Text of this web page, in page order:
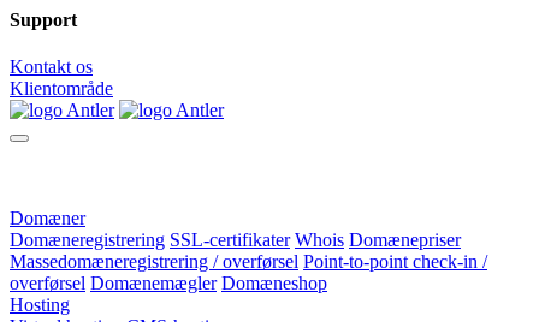
Support
Kontakt os
Klientområde
Domæner
Domæneregistrering SSL-certifikater Whois Domænepriser
Massedomæneregistrering / overførsel Point-to-point check-in /
overførsel Domænemægler Domæneshop
Hosting